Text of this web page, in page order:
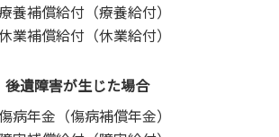
養補償給付（療養給付）
業補償給付（休業給付）
後遺障害が生じた場合
病年金（傷病補償年金）